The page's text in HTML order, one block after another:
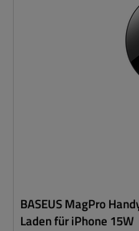
BASEUS MagPro
Laden für iPhone 15W